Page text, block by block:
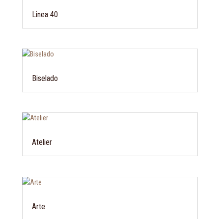
Linea 40
Biselado
Atelier
Arte